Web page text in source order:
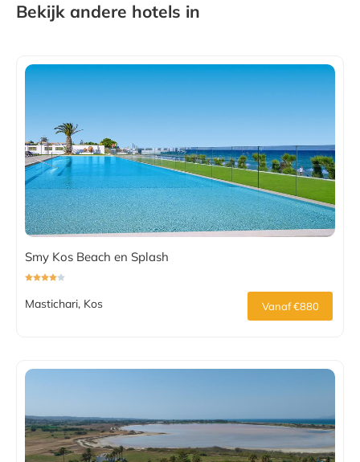
Bekijk andere hotels in
Smy Kos Beach en Splash
Mastichari, Kos Vanaf €880